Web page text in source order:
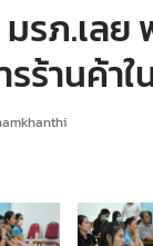
รภ.เลย
ร้านค้า